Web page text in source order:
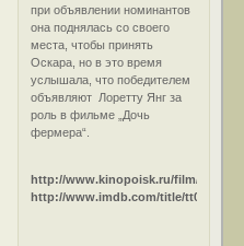
при объявлении номинантов
она поднялась со своего
места, чтобы принять
Оскара, но в это время
услышала, что победителем
объявляют Лоретту Янг за
роль в фильме „Дочь
фермера“.
http://www.kinopoisk.ru/film/11951/
http://www.imdb.com/title/tt0039636/